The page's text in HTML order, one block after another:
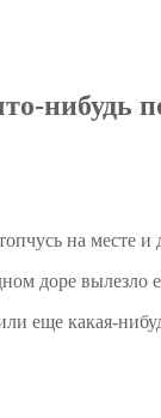
нибудь
на месте и
доре
еще какая-